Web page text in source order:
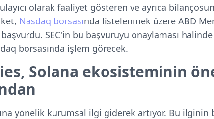
olarak faaliyet gösteren ve ayrıca
Nasdaq borsasında listelenmek üzere ABD
başvurdu. SEC'in bu başvuruyu onaylaması
borsasında işlem görecek.
Solana ekosisteminin
yönelik kurumsal ilgi giderek artıyor. Bu ilginin